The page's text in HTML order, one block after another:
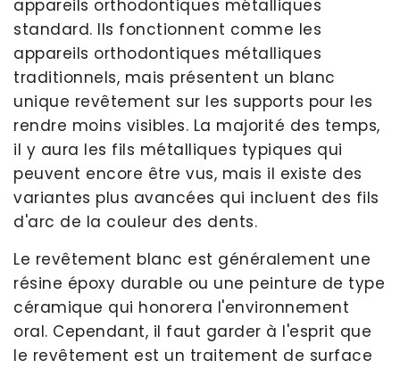
appareils orthodontiques métalliques
standard. Ils fonctionnent comme les
appareils orthodontiques métalliques
traditionnels, mais présentent un blanc
unique revêtement sur les supports pour les
rendre moins visibles. La majorité des temps,
il y aura les fils métalliques typiques qui
peuvent encore être vus, mais il existe des
variantes plus avancées qui incluent des fils
d'arc de la couleur des dents.
Le revêtement blanc est généralement une
résine époxy durable ou une peinture de type
céramique qui honorera l'environnement
oral. Cependant, il faut garder à l'esprit que
le revêtement est un traitement de surface